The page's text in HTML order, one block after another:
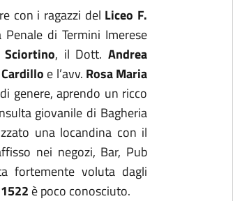
con i ragazzi del Liceo F.
di Termini Imerese
Sciortino, il Dott.Andrea
e l’avv. Rosa Maria
genere, aprendo un ricco
giovanile di Bagheria
una locandina con il
nei negozi, Bar, Pub
fortemente voluta dagli
1522 è poco conosciuto.